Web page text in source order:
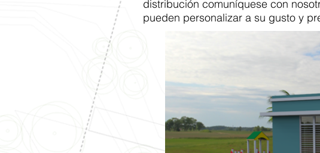
distribución comuníquese con
pueden personalizar a su gusto y